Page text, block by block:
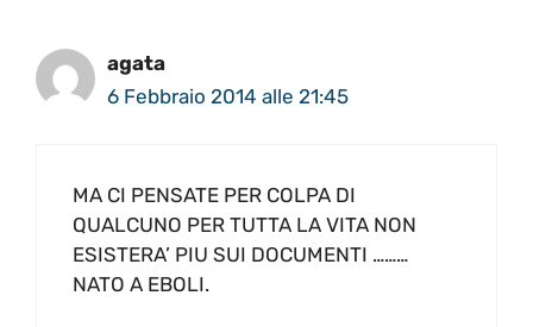
agata
6 Febbraio 2014 alle 21:45
MA CI PENSATE PER COLPA DI
QUALCUNO PER TUTTA LA VITA NON
ESISTERA’ PIU SUI DOCUMENTI ………
NATO A EBOLI.